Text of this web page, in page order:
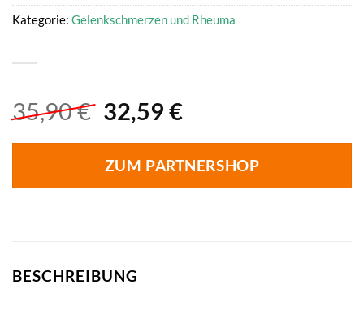
35,90€ Ursprünglicher
war:
35,90 €
32,59 €Aktueller
ist:
32,59 €.
ZUM PARTNERSHOP
Kategorie: Gelenkschmerzen und Rheuma
BESCHREIBUNG